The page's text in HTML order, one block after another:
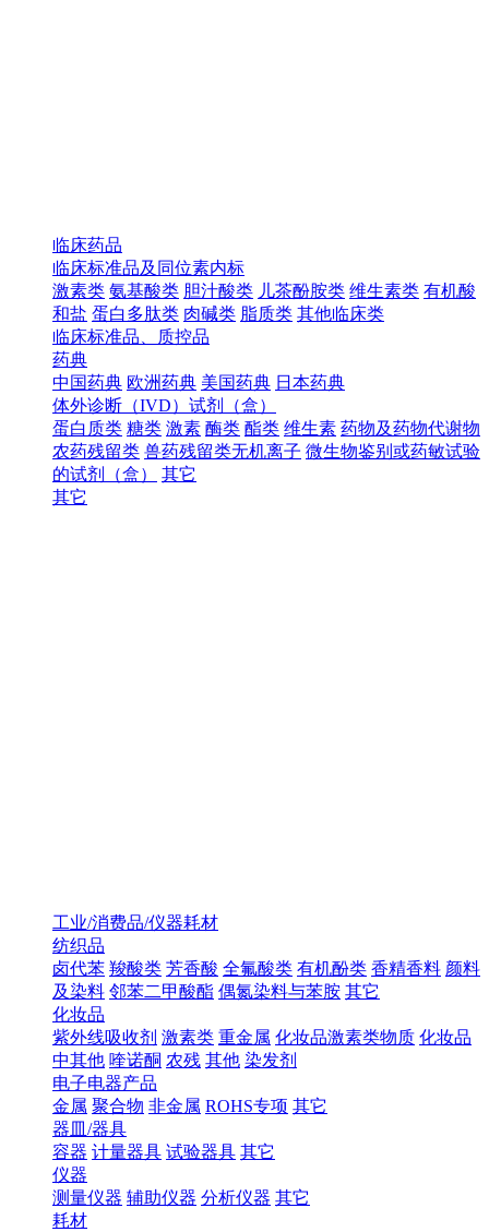
临床药品
临床标准品及同位素内标
激素类 氨基酸类 胆汁酸类 儿茶酚胺类 维生素类 有机酸
和盐 蛋白多肽类 肉碱类 脂质类 其他临床类
临床标准品、质控品
药典
中国药典 欧洲药典 美国药典 日本药典
体外诊断（IVD）试剂（盒）
蛋白质类 糖类 激素 酶类 酯类 维生素 药物及药物代谢物
农药残留类 兽药残留类无机离子 微生物鉴别或药敏试验
的试剂（盒）
其它
其它
工业/消费品/仪器耗材
纺织品
卤代苯 羧酸类 芳香酸 全氟酸类 有机酚类 香精香料 颜料
及染料 邻苯二甲酸酯 偶氮染料与苯胺 其它
化妆品
紫外线吸收剂 激素类 重金属 化妆品激素类物质 化妆品
中其他 喹诺酮 农残 其他 染发剂
电子电器产品
金属 聚合物 非金属 ROHS专项 其它
器皿/器具
容器 计量器具 试验器具 其它
仪器
测量仪器 辅助仪器 分析仪器 其它
耗材